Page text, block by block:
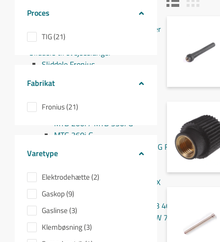
Fronius svejseslanger
Fronius MIG/MAG svejseslanger
Fronius TIG svejseslanger
Sliddele til svejseslanger
Sliddele Fronius
MTG 2500S
MTG 320i / MTB 320i G
MTB 200i / MTB 330i G
MTG 360i G
MTG 400i / 400i G / MTB 360i G FLEX
MTG 550i / MTB 550i G
MTB 330i W / MTB 200i G FLEX
MTW 400i / MTB 400i W
MTW 500i / MTB 500i W / MTB 400i W FLEX
MTW 700i / MTB 700i W / MTW 750i
PullMig
Proces
TIG (21)
Fabrikat
Fronius (21)
Varetype
Elektrodehætte (2)
Gaskop (9)
Gaslinse (3)
Klembøsning (3)